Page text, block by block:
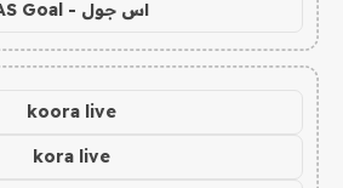
اس جول - AS Goal
koora live
kora live